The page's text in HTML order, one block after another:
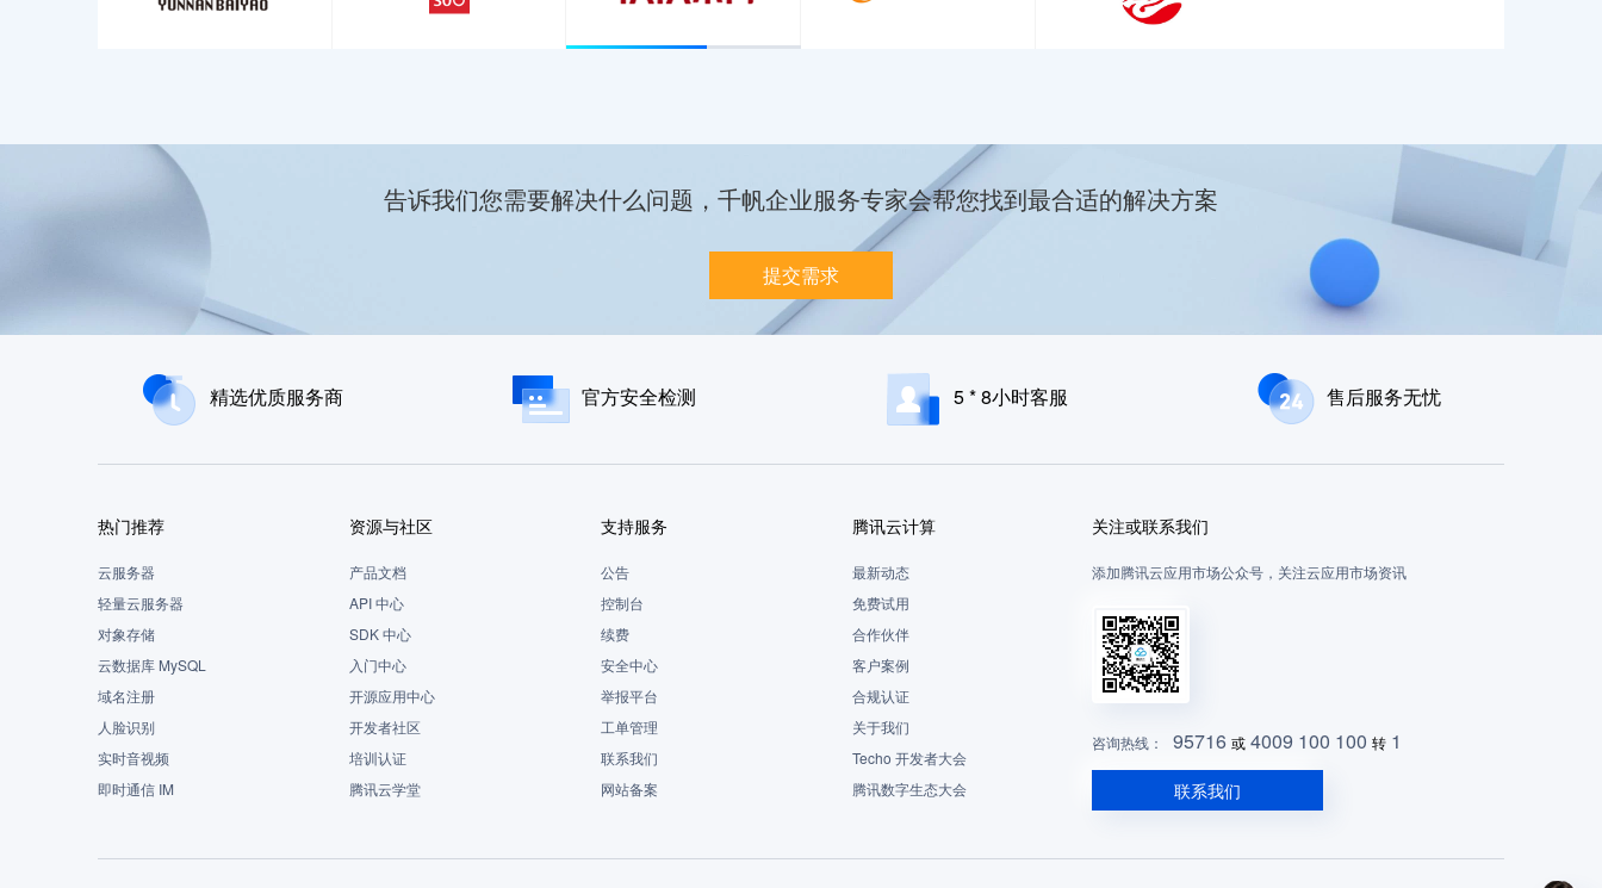
告诉我们您需要解决什么问题，千帆企业服务专家会帮您找到最合适的解决方案
提交需求
精选优质服务商 官方安全检测 5 * 8小时客服 售后服务无忧
热门推荐
云服务器
轻量云服务器
对象存储
云数据库 MySQL
域名注册
人脸识别
实时音视频
即时通信 IM
资源与社区
产品文档
API 中心
SDK 中心
入门中心
开源应用中心
开发者社区
培训认证
腾讯云学堂
支持服务
公告
控制台
续费
安全中心
举报平台
工单管理
联系我们
网站备案
腾讯云计算
最新动态
免费试用
合作伙伴
客户案例
合规认证
关于我们
Techo 开发者大会
腾讯数字生态大会
关注或联系我们
添加腾讯云应用市场公众号，关注云应用市场资讯
咨询热线： 95716 或 4009 100 100 转 1
联系我们